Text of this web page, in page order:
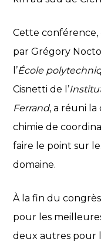
Cette conférence,
par Grégory
l’École
Cisnetti de l’
Ferrand, a réuni
chimie de
faire le point sur
domaine.
À la fin du
pour les
deux autres pour